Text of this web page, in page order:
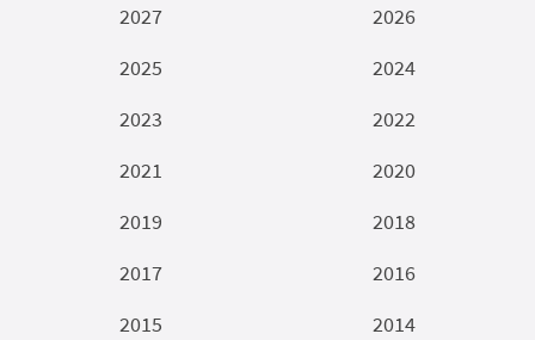
2027
2026
2025
2024
2023
2022
2021
2020
2019
2018
2017
2016
2015
2014